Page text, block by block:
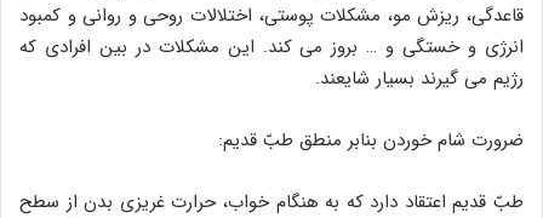
قاعدگی، ریزش مو، مشکلات پوستی، اختلالات روحی و روانی و کمبود
انرژی و خستگی و … بروز می کند. این مشکلات در بین افرادی که
رژیم می گیرند بسیار شایعند.
ضرورت شام خوردن بنابر منطق طبّ قدیم:
طبّ قدیم اعتقاد دارد که به هنگام خواب، حرارت غریزی بدن از سطح